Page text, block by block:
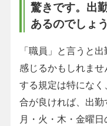
驚きです。出
あるのでしょう
「職員」と言うと
感じるかもしれま
する規定は特にな
合が良ければ、出勤
月・火・木・金曜